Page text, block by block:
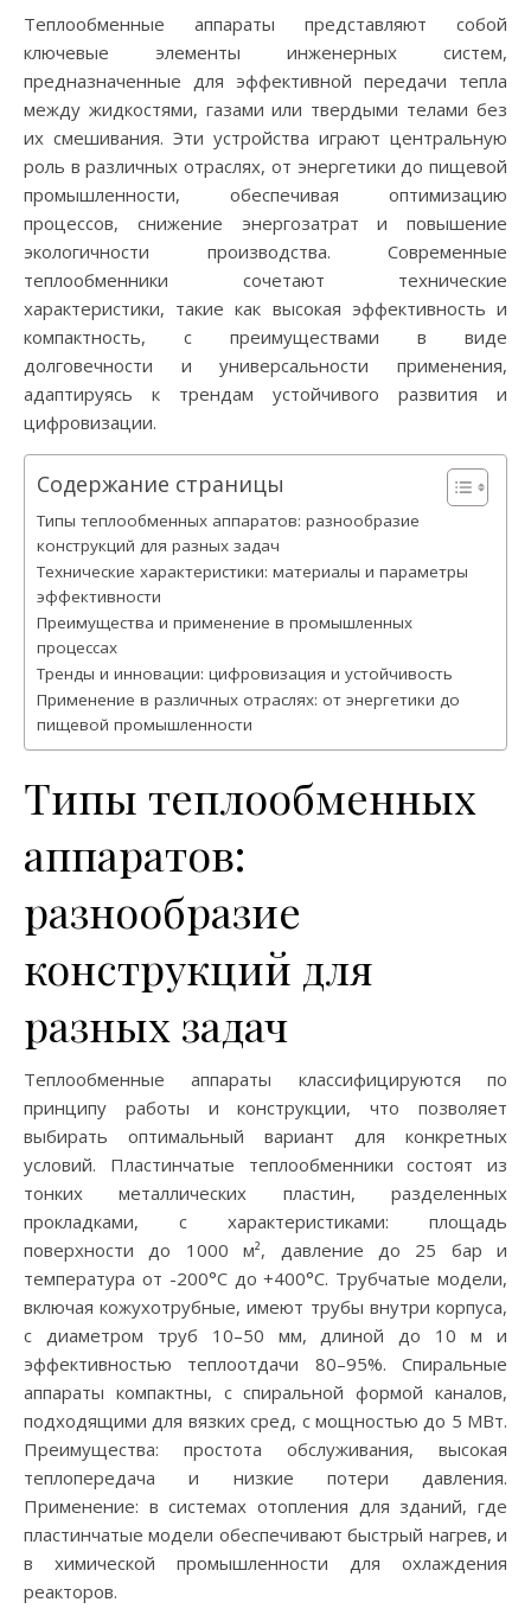
Теплообменные аппараты представляют собой
ключевые элементы инженерных систем,
предназначенные для эффективной передачи тепла
между жидкостями, газами или твердыми телами без
их смешивания. Эти устройства играют центральную
роль в различных отраслях, от энергетики до пищевой
промышленности, обеспечивая оптимизацию
процессов, снижение энергозатрат и повышение
экологичности производства. Современные
теплообменники сочетают технические
характеристики, такие как высокая эффективность и
компактность, с преимуществами в виде
долговечности и универсальности применения,
адаптируясь к трендам устойчивого развития и
цифровизации.
Содержание страницы
Типы теплообменных аппаратов: разнообразие
конструкций для разных задач
Технические характеристики: материалы и параметры
эффективности
Преимущества и применение в промышленных
процессах
Тренды и инновации: цифровизация и устойчивость
Применение в различных отраслях: от энергетики до
пищевой промышленности
Типы теплообменных
аппаратов:
разнообразие
конструкций для
разных задач
Теплообменные аппараты классифицируются по
принципу работы и конструкции, что позволяет
выбирать оптимальный вариант для конкретных
условий. Пластинчатые теплообменники состоят из
тонких металлических пластин, разделенных
прокладками, с характеристиками: площадь
поверхности до 1000 м², давление до 25 бар и
температура от -200°C до +400°C. Трубчатые модели,
включая кожухотрубные, имеют трубы внутри корпуса,
с диаметром труб 10–50 мм, длиной до 10 м и
эффективностью теплоотдачи 80–95%. Спиральные
аппараты компактны, с спиральной формой каналов,
подходящими для вязких сред, с мощностью до 5 МВт.
Преимущества: простота обслуживания, высокая
теплопередача и низкие потери давления.
Применение: в системах отопления для зданий, где
пластинчатые модели обеспечивают быстрый нагрев, и
в химической промышленности для охлаждения
реакторов.